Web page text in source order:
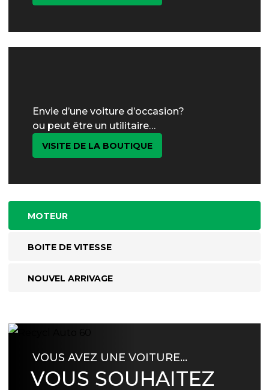
Envie d’une voiture d’occasion?
ou peut être un utilitaire…
VISITE DE LA BOUTIQUE
MOTEUR
BOITE DE VITESSE
NOUVEL ARRIVAGE
VOUS AVEZ UNE VOITURE…
VOUS SOUHAITEZ